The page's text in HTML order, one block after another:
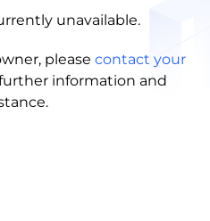
unavailable.
please contact your
information and